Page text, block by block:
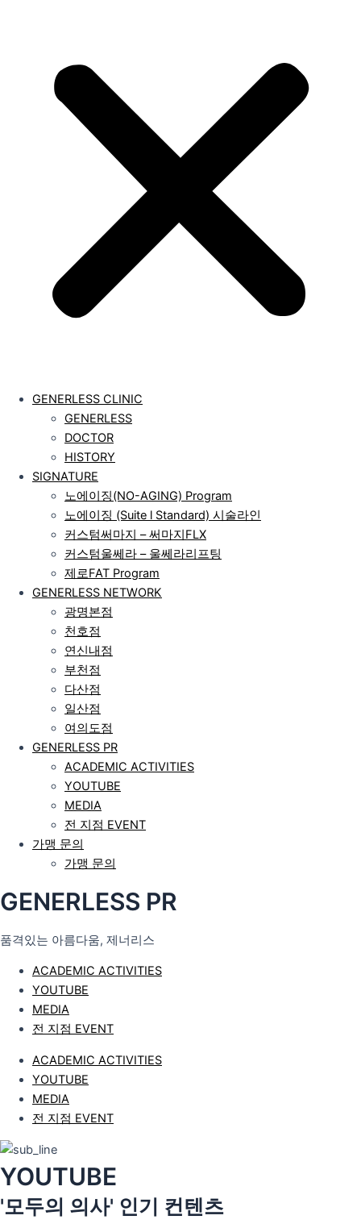
GENERLESS CLINIC
GENERLESS
DOCTOR
HISTORY
SIGNATURE
노에이징(NO-AGING) Program
노에이징 (Suite l Standard) 시술라인
커스텀써마지 – 써마지FLX
커스텀울쎄라 – 울쎄라리프팅
제로FAT Program
GENERLESS NETWORK
광명본점
천호점
연신내점
부천점
다산점
일산점
여의도점
GENERLESS PR
ACADEMIC ACTIVITIES
YOUTUBE
MEDIA
전 지점 EVENT
가맹 문의
가맹 문의
GENERLESS PR
품격있는 아름다움, 제너리스
ACADEMIC ACTIVITIES
YOUTUBE
MEDIA
전 지점 EVENT
ACADEMIC ACTIVITIES
YOUTUBE
MEDIA
전 지점 EVENT
YOUTUBE
'모두의 의사' 인기 컨텐츠